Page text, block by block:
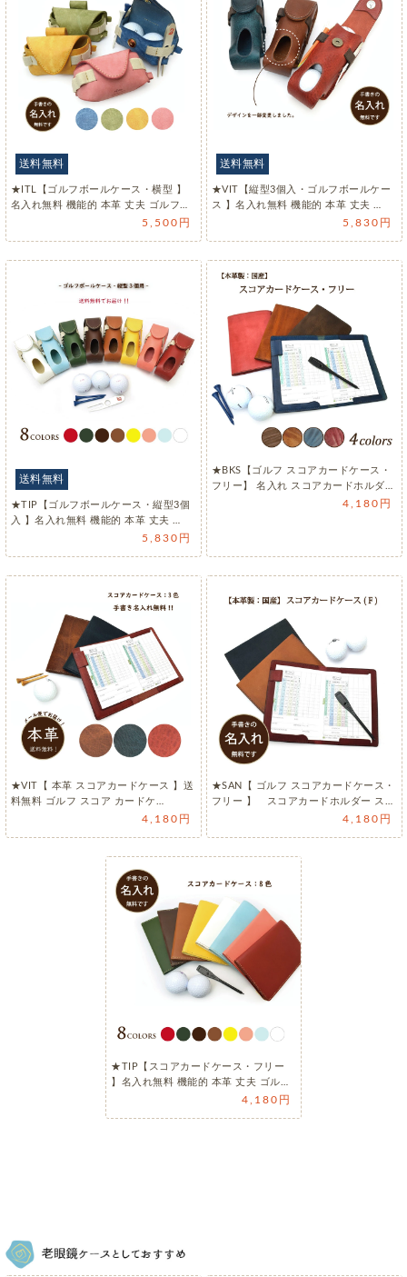
送料無料
★ITL【ゴルフボールケース・横型 】
名入れ無料 機能的 本革 丈夫 ゴルフ…
5,500円
送料無料
★VIT【縦型3個入・ゴルフボールケー
ス 】名入れ無料 機能的 本革 丈夫 …
5,830円
送料無料
★TIP【ゴルフボールケース・縦型3個
入 】名入れ無料 機能的 本革 丈夫 …
5,830円
★BKS【ゴルフ スコアカードケース・
フリー】 名入れ スコアカードホルダ
4,180円
★VIT【 本革 スコアカードケース 】送
料無料 ゴルフ スコア カードケ…
4,180円
★SAN【 ゴルフ スコアカードケース・
フリー 】 スコアカードホルダー ス…
4,180円
★TIP【スコアカードケース・フリー
】名入れ無料 機能的 本革 丈夫 ゴル…
4,180円